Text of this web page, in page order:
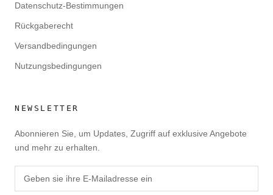
Datenschutz-Bestimmungen
Rückgaberecht
Versandbedingungen
Nutzungsbedingungen
NEWSLETTER
Abonnieren Sie, um Updates, Zugriff auf exklusive Angebote
und mehr zu erhalten.